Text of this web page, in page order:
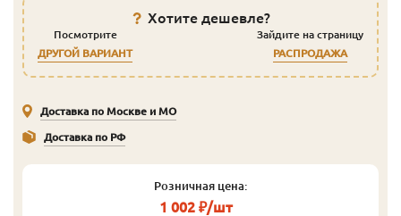
Хотите дешевле?
Посмотрите
ДРУГОЙ ВАРИАНТ
Зайдите на страницу
РАСПРОДАЖА
Доставка по Москве и МО
Доставка по РФ
Розничная цена:
1 002 ₽/шт